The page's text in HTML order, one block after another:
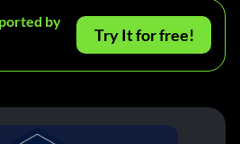
by
Try It for free!